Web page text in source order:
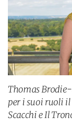
Thomas Brodie-
per i suoi ruoli il
Scacchi e Il